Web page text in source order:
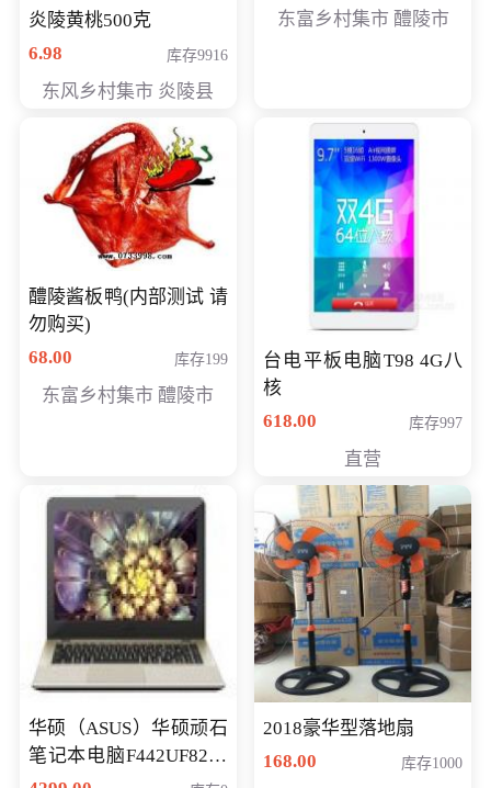
炎陵黄桃500克
6.98
库存9916
东风乡村集市 炎陵县
东富乡村集市 醴陵市
醴陵酱板鸭(内部测试 请
勿购买)
68.00
库存199
东富乡村集市 醴陵市
台电平板电脑T98 4G八
核
618.00
库存997
直营
华硕（ASUS）华硕顽石
笔记本电脑F442UF8250
八代独显轻薄办公商务
2018豪华型落地扇
168.00
库存1000